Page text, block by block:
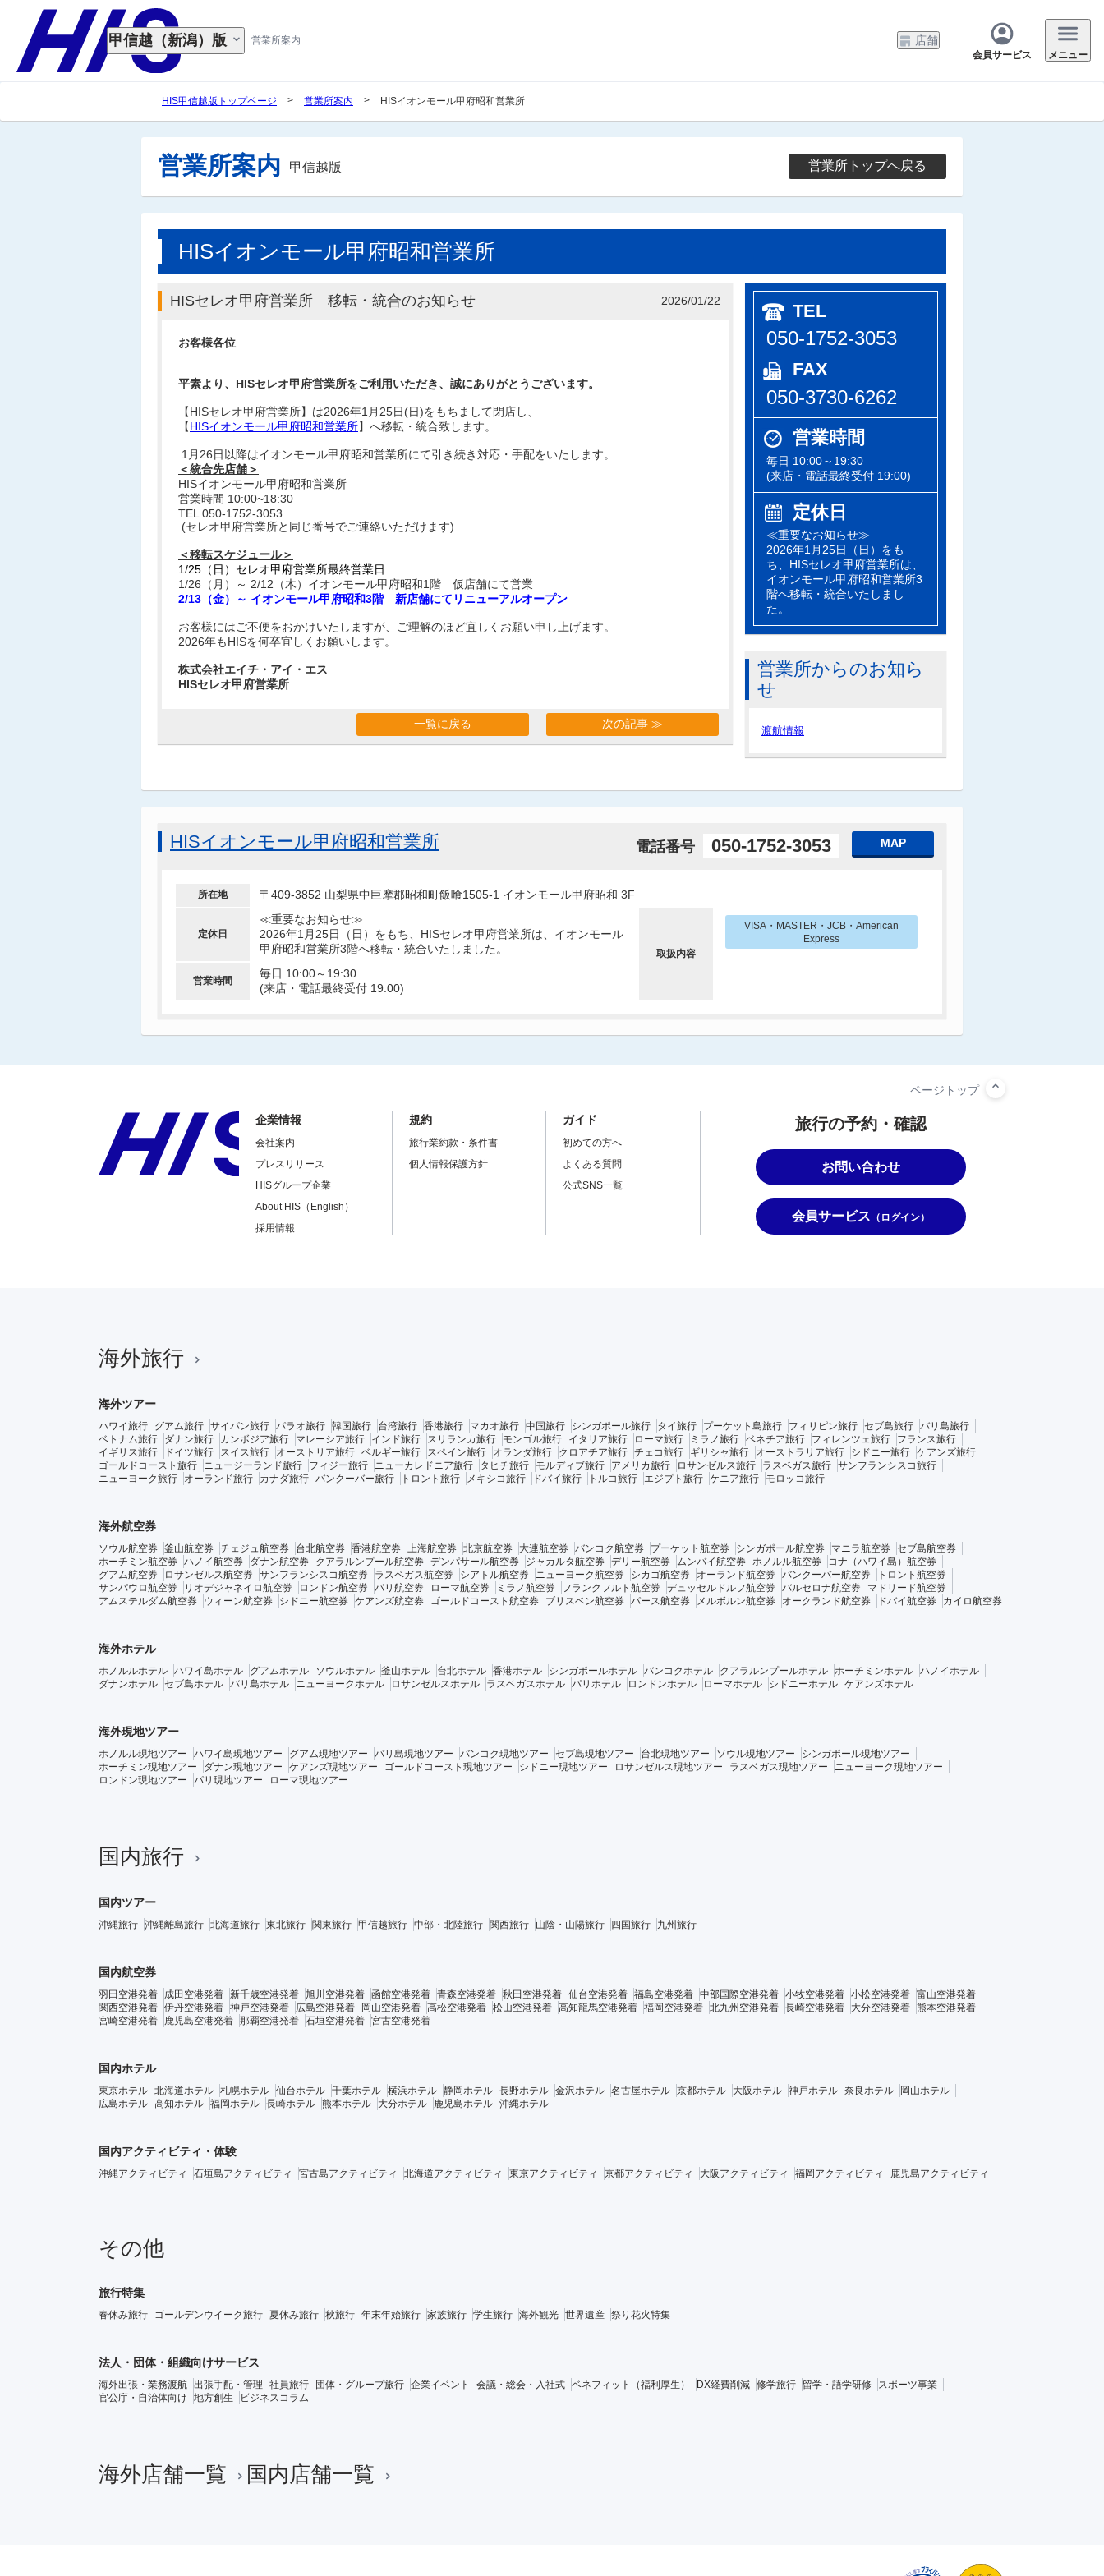
営業所案内
甲信越 （新潟） 版 店舗
会員サービス メニュー
HIS甲信越版トップページ > 営業所案内 > HISイオンモール甲府昭和営業所
営業所案内 甲信越版 営業所トップへ戻る
HISイオンモール甲府昭和営業所
HISセレオ甲府営業所 移転・統合のお知らせ 2026/01/22
お客様各位
平素より、HISセレオ甲府営業所をご利用いただき、誠にありがとうございます。
【HISセレオ甲府営業所】は2026年1月25日(日)をもちまして閉店し、
【HISイオンモール甲府昭和営業所】へ移転・統合致します。
1月26日以降はイオンモール甲府昭和営業所にて引き続き対応・ 手配をいたします。
＜統合先店舗＞
HISイオンモール甲府昭和営業所
営業時間 10:00~18:30
TEL 050-1752-3053
(セレオ甲府営業所と同じ番号でご連絡いただけます)
＜移転スケジュール＞
1/25（日）セレオ甲府営業所最終営業日
1/26（月）～ 2/12（木）イオンモール甲府昭和1階 仮店舗にて営業
2/13（金）～ イオンモール甲府昭和3階 新店舗にてリニューアルオープン
お客様にはご不便をおかけいたしますが、
ご理解のほど宜しくお願い申し上げます。
2026年もHISを何卒宜しくお願いします。
株式会社エイチ・アイ・エス
HISセレオ甲府営業所
一覧に戻る 次の記事 ≫
TEL
050-1752-3053
FAX
050-3730-6262
営業時間
毎日 10:00～19:30
(来店・電話最終受付 19:00)
定休日
≪重要なお知らせ≫
2026年1月25日（日）をも
ち、HISセレオ甲府営業所は、
イオンモール甲府昭和営業所3
階へ移転・統合いたしまし
た。
営業所からのお知ら
せ
渡航情報
HISイオンモール甲府昭和営業所 MAP
電話番号 050-1752-3053
所在地 〒409-3852 山梨県中巨摩郡昭和町飯喰1505-1 イオンモール甲府昭和 3F
定休日
≪重要なお知らせ≫
2026年1月25日（日）をもち、HISセレオ甲府営業所は、イオンモール
甲府昭和営業所3階へ移転・統合いたしました。
取扱内容
VISA・MASTER・JCB・American
Express
営業時間
毎日 10:00～19:30
(来店・電話最終受付 19:00)
旅行の予約・確認
お問い合わせ
会員サービス （ログイン）
企業情報
会社案内
プレスリリース
HISグループ企業
About HIS（English）
採用情報
規約
旅行業約款・条件書
個人情報保護方針
ガイド
初めての方へ
よくある質問
公式SNS一覧
海外旅行
海外ツアー
ハワイ旅行 グアム旅行 サイパン旅行 パラオ旅行 韓国旅行 台湾旅行 香港旅行 マカオ旅行 中国旅行 シンガポール旅行 タイ旅行 プーケット島旅行 フィリピン旅行 セブ島旅行 バリ島旅行
ベトナム旅行
ダナン旅行 カンボジア旅行 マレーシア旅行 インド旅行 スリランカ旅行 モンゴル旅行 イタリア旅行 ローマ旅行 ミラノ旅行 ベネチア旅行 フィレンツェ旅行
フランス旅行
イギリス旅行
ドイツ旅行 スイス旅行 オーストリア旅行 ベルギー旅行 スペイン旅行 オランダ旅行 クロアチア旅行 チェコ旅行 ギリシャ旅行 オーストラリア旅行 シドニー旅行 ケアンズ旅行
ゴールドコースト旅行
ニュージーランド旅行 フィジー旅行 ニューカレドニア旅行 タヒチ旅行 モルディブ旅行 アメリカ旅行 ロサンゼルス旅行 ラスベガス旅行 サンフランシスコ旅行
ニューヨーク旅行
オーランド旅行 カナダ旅行 バンクーバー旅行 トロント旅行 メキシコ旅行 ドバイ旅行 トルコ旅行 エジプト旅行 ケニア旅行 モロッコ旅行
海外航空券
ソウル航空券 釜山航空券 チェジュ航空券 台北航空券 香港航空券 上海航空券 北京航空券 大連航空券 バンコク航空券 プーケット航空券 シンガポール航空券 マニラ航空券 セブ島航空券
ホーチミン航空券 ハノイ航空券 ダナン航空券 クアラルンプール航空券 デンパサール航空券 ジャカルタ航空券 デリー航空券 ムンバイ航空券 ホノルル航空券
コナ（ハワイ島）航空券
グアム航空券
ロサンゼルス航空券 サンフランシスコ航空券 ラスベガス航空券 シアトル航空券 ニューヨーク航空券 シカゴ航空券 オーランド航空券 バンクーバー航空券
トロント航空券
サンパウロ航空券
リオデジャネイロ航空券 ロンドン航空券 パリ航空券 ローマ航空券 ミラノ航空券 フランクフルト航空券 デュッセルドルフ航空券 バルセロナ航空券
マドリード航空券
アムステルダム航空券
ウィーン航空券 シドニー航空券 ケアンズ航空券 ゴールドコースト航空券 ブリスベン航空券 パース航空券 メルボルン航空券 オークランド航空券 ドバイ航空券 カイロ航空券
海外ホテル
ホノルルホテル ハワイ島ホテル グアムホテル ソウルホテル 釜山ホテル 台北ホテル 香港ホテル シンガポールホテル バンコクホテル クアラルンプールホテル ホーチミンホテル ハノイホテル
ダナンホテル セブ島ホテル バリ島ホテル ニューヨークホテル ロサンゼルスホテル ラスベガスホテル パリホテル ロンドンホテル ローマホテル シドニーホテル ケアンズホテル
海外現地ツアー
ホノルル現地ツアー ハワイ島現地ツアー グアム現地ツアー バリ島現地ツアー バンコク現地ツアー セブ島現地ツアー 台北現地ツアー ソウル現地ツアー
シンガポール現地ツアー
ホーチミン現地ツアー
ダナン現地ツアー ケアンズ現地ツアー ゴールドコースト現地ツアー シドニー現地ツアー ロサンゼルス現地ツアー ラスベガス現地ツアー
ニューヨーク現地ツアー
ロンドン現地ツアー
パリ現地ツアー ローマ現地ツアー
国内旅行
国内ツアー
沖縄旅行 沖縄離島旅行 北海道旅行 東北旅行 関東旅行 甲信越旅行 中部・北陸旅行 関西旅行 山陰・山陽旅行 四国旅行 九州旅行
国内航空券
羽田空港発着 成田空港発着 新千歳空港発着 旭川空港発着 函館空港発着 青森空港発着 秋田空港発着 仙台空港発着 福島空港発着 中部国際空港発着 小牧空港発着 小松空港発着 富山空港発着
関西空港発着 伊丹空港発着 神戸空港発着 広島空港発着 岡山空港発着 高松空港発着 松山空港発着 高知龍馬空港発着 福岡空港発着 北九州空港発着 長崎空港発着 大分空港発着 熊本空港発着
宮崎空港発着
鹿児島空港発着 那覇空港発着 石垣空港発着 宮古空港発着
国内ホテル
東京ホテル 北海道ホテル 札幌ホテル 仙台ホテル 千葉ホテル 横浜ホテル 静岡ホテル 長野ホテル 金沢ホテル 名古屋ホテル 京都ホテル 大阪ホテル 神戸ホテル 奈良ホテル
岡山ホテル
広島ホテル 高知ホテル 福岡ホテル 長崎ホテル 熊本ホテル 大分ホテル 鹿児島ホテル 沖縄ホテル
国内アクティビティ・体験
沖縄アクティビティ 石垣島アクティビティ 宮古島アクティビティ 北海道アクティビティ 東京アクティビティ 京都アクティビティ 大阪アクティビティ 福岡アクティビティ 鹿児島アクティビティ
その他
旅行特集
春休み旅行 ゴールデンウイーク旅行 夏休み旅行 秋旅行 年末年始旅行 家族旅行 学生旅行 海外観光 世界遺産 祭り花火特集
法人・団体・組織向けサービス
海外出張・業務渡航 出張手配・管理 社員旅行 団体・グループ旅行 企業イベント 会議・総会・入社式 ベネフィット（福利厚生） DX経費削減 修学旅行 留学・語学研修
スポーツ事業
官公庁・自治体向け
地方創生 ビジネスコラム
海外店舗一覧 国内店舗一覧